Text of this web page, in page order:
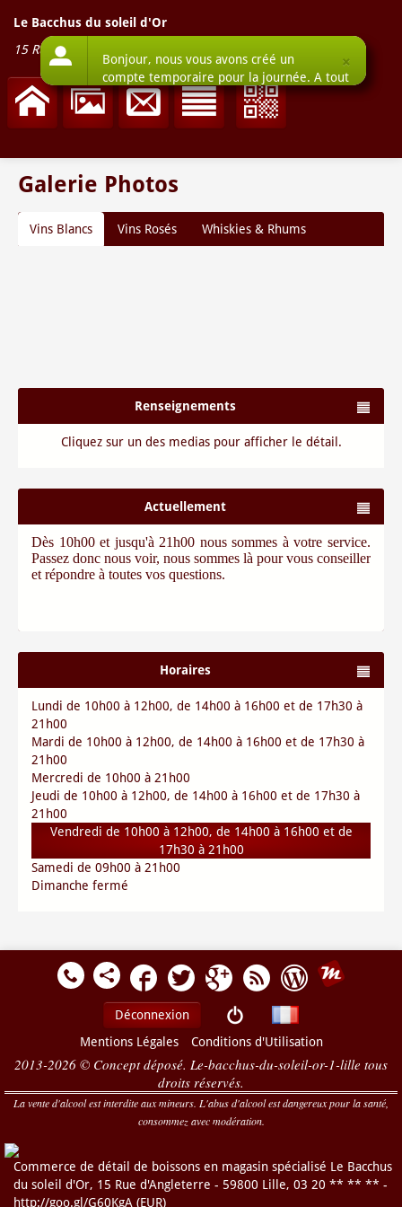
Le Bacchus du soleil d'Or
15 Rue d'Angleterre
Galerie Photos
Vins Blancs Vins Rosés Whiskies & Rhums
Renseignements
Cliquez sur un des medias pour afficher le détail.
Actuellement
Dès 10h00 et jusqu'à 21h00 nous sommes à votre service.
Passez donc nous voir, nous sommes là pour vous conseiller
et répondre à toutes vos questions.
Horaires
Lundi de 10h00 à 12h00, de 14h00 à 16h00 et de 17h30 à
21h00
Mardi de 10h00 à 12h00, de 14h00 à 16h00 et de 17h30 à
21h00
Mercredi de 10h00 à 21h00
Jeudi de 10h00 à 12h00, de 14h00 à 16h00 et de 17h30 à
21h00
Vendredi de 10h00 à 12h00, de 14h00 à 16h00 et de
17h30 à 21h00
Samedi de 09h00 à 21h00
Dimanche fermé
Déconnexion
Mentions Légales
Conditions d'Utilisation
2013-2026 © Concept déposé. Le-bacchus-du-soleil-or-1-lille tous
droits réservés.
La vente d'alcool est interdite aux mineurs. L'abus d'alcool est dangereux pour la santé,
consommez avec modération.
Commerce de détail de boissons en magasin spécialisé Le Bacchus
du soleil d'Or, 15 Rue d'Angleterre - 59800 Lille, 03 20 ** ** ** -
http://goo.gl/G60KgA (EUR)